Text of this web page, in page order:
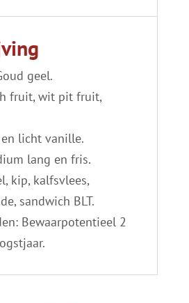
geel.
fruit, wit pit fruit,
licht vanille.
lang en fris.
kip, kalfsvlees,
sandwich BLT.
Bewaarpotentieel 2